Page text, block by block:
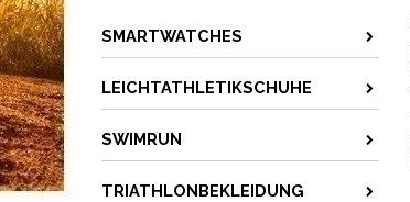
SMARTWATCHES
LEICHTATHLETIKSCHUHE
SWIMRUN
TRIATHLONBEKLEIDUNG